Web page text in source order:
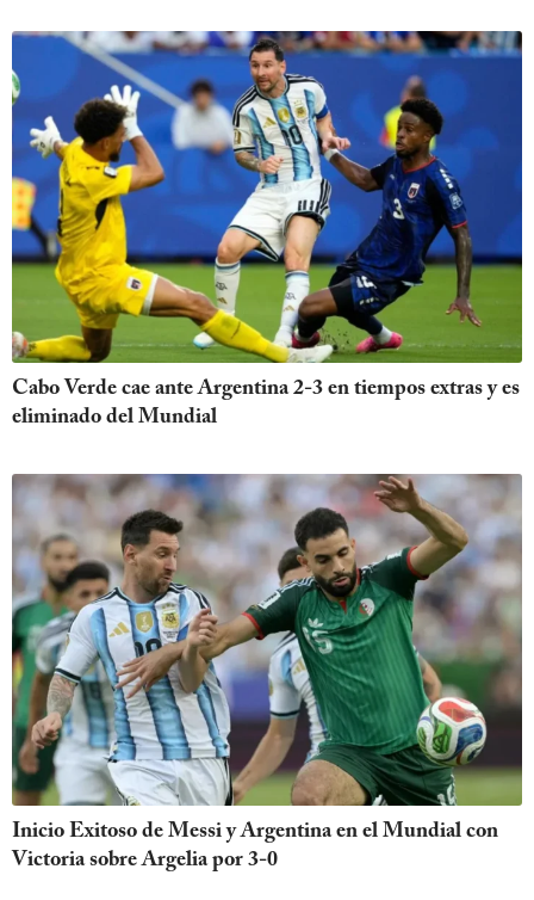
Cabo Verde cae ante Argentina 2-3 en tiempos extras y es
eliminado del Mundial
Inicio Exitoso de Messi y Argentina en el Mundial con
Victoria sobre Argelia por 3-0